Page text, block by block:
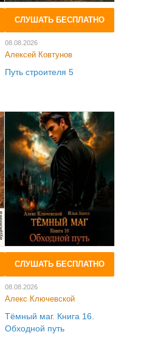
СЛУШАТЬ БЕСПЛАТНО
08.08.2026
Алексей Ковтунов
Путь строителя 5
СЛУШАТЬ БЕСПЛАТНО
08.08.2026
Алекс Ключевской
Тёмный маг. Книга 16.
Обходной путь